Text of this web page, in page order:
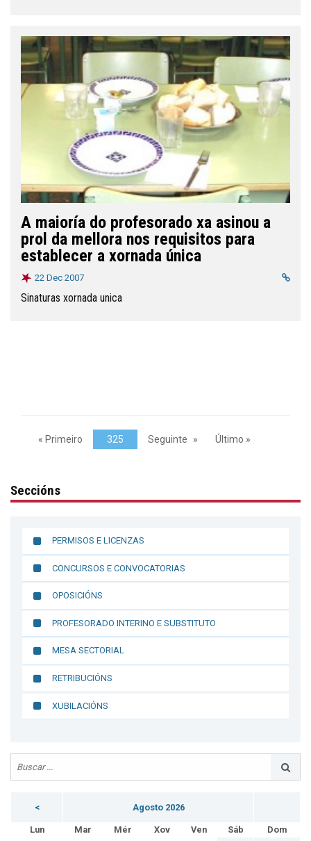
A maioría do profesorado xa asinou a
prol da mellora nos requisitos para
establecer a xornada única
22 Dec 2007
Sinaturas xornada unica
« Primeiro 325 Seguinte Último »
Seccións
PERMISOS E LICENZAS
CONCURSOS E CONVOCATORIAS
OPOSICIÓNS
PROFESORADO INTERINO E SUBSTITUTO
MESA SECTORIAL
RETRIBUCIÓNS
XUBILACIÓNS
< Agosto 2026
Lun Mar Mér Xov Ven Sáb
Dom